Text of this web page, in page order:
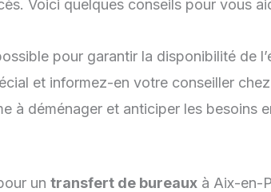
Voici quelques conseils pour vous
pour garantir la disponibilité de
et informez-en votre conseiller
à déménager et anticiper les besoins
un transfert de bureaux à Aix-en-